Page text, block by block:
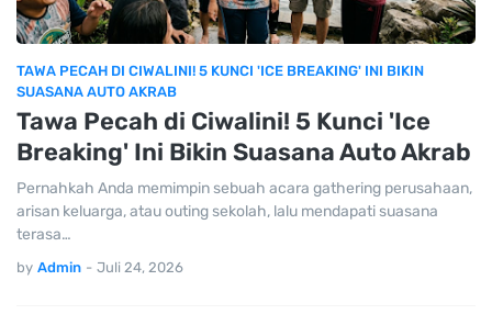
TAWA PECAH DI CIWALINI! 5 KUNCI 'ICE BREAKING' INI BIKIN
SUASANA AUTO AKRAB
Tawa Pecah di Ciwalini! 5 Kunci 'Ice
Breaking' Ini Bikin Suasana Auto Akrab
Pernahkah Anda memimpin sebuah acara gathering perusahaan,
arisan keluarga, atau outing sekolah, lalu mendapati suasana
terasa…
by Admin - Juli 24, 2026